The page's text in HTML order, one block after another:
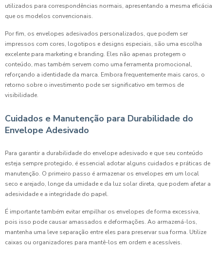
utilizados para correspondências normais, apresentando a mesma eficácia
que os modelos convencionais.
Por fim, os envelopes adesivados personalizados, que podem ser
impressos com cores, logotipos e designs especiais, são uma escolha
excelente para marketing e branding. Eles não apenas protegem o
conteúdo, mas também servem como uma ferramenta promocional,
reforçando a identidade da marca. Embora frequentemente mais caros, o
retorno sobre o investimento pode ser significativo em termos de
visibilidade.
Cuidados e Manutenção para Durabilidade do
Envelope Adesivado
Para garantir a durabilidade do envelope adesivado e que seu conteúdo
esteja sempre protegido, é essencial adotar alguns cuidados e práticas de
manutenção. O primeiro passo é armazenar os envelopes em um local
seco e arejado, longe da umidade e da luz solar direta, que podem afetar a
adesividade e a integridade do papel.
É importante também evitar empilhar os envelopes de forma excessiva,
pois isso pode causar amassados e deformações. Ao armazená-los,
mantenha uma leve separação entre eles para preservar sua forma. Utilize
caixas ou organizadores para mantê-los em ordem e acessíveis.